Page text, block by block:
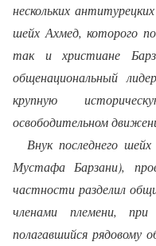
нескольких
шейх Ахмед, которого
так и христиане
общенациональный
крупную
освободительном
Внук последнего
Мустафа Барзани),
частности разделил
членами племени,
полагавшийся рядовому